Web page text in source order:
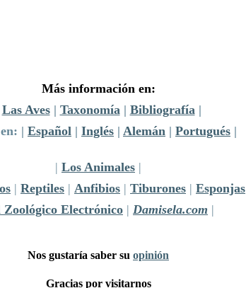
Más información en:
Las Aves| Taxonomía| Bibliografía|
| Español | Inglés | Alemán | Portugués |
| Los Animales |
| Reptiles | Anfibios | Tiburones | Esponjas
Zoológico Electrónico | Damisela.com |
Nos gustaría saber su opinión
Gracias por visitarnos